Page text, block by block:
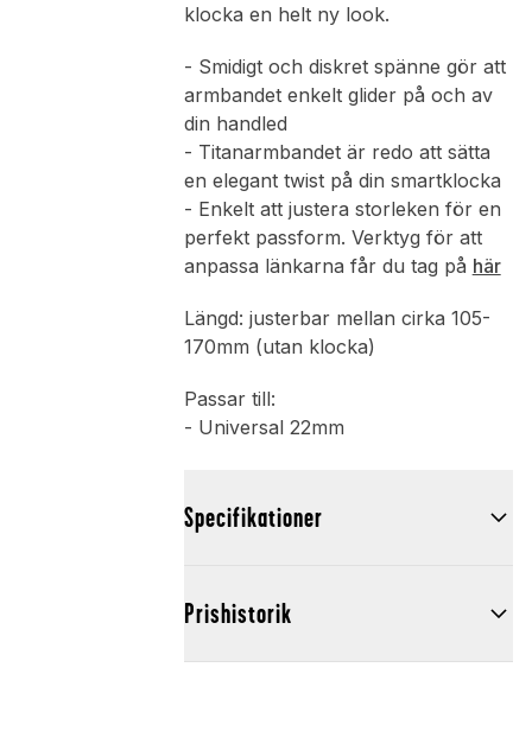
klocka en helt ny look.
- Smidigt och diskret spänne gör att
armbandet enkelt glider på och av
din handled
- Titanarmbandet är redo att sätta
en elegant twist på din smartklocka
- Enkelt att justera storleken för en
perfekt passform. Verktyg för att
anpassa länkarna får du tag på här
Längd: justerbar mellan cirka 105-
170mm (utan klocka)
Passar till:
- Universal 22mm
Specifikationer
Prishistorik